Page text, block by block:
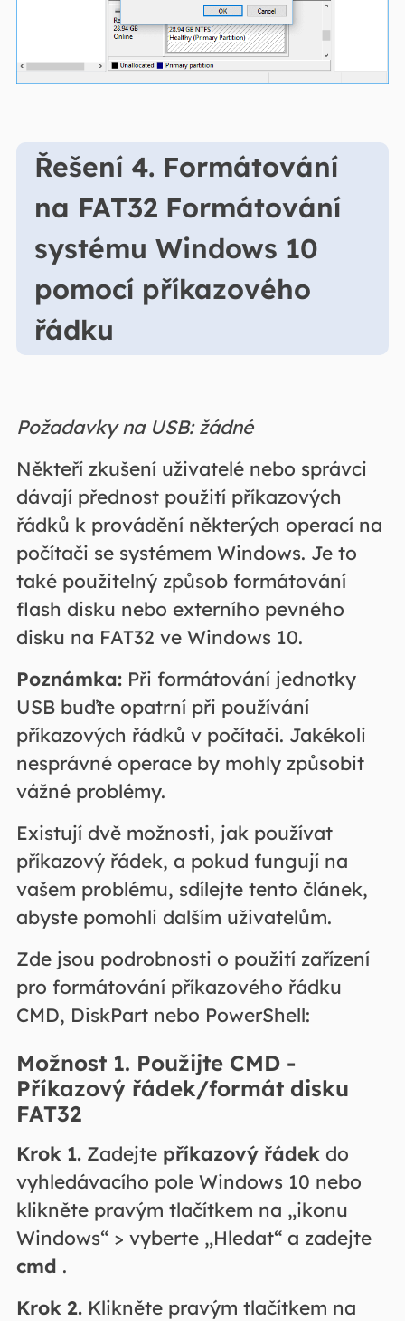
Řešení 4. Formátování
na FAT32 Formátování
systému Windows 10
pomocí příkazového
řádku
Požadavky na USB: žádné
Někteří zkušení uživatelé nebo správci
dávají přednost použití příkazových
řádků k provádění některých operací na
počítači se systémem Windows. Je to
také použitelný způsob formátování
flash disku nebo externího pevného
disku na FAT32 ve Windows 10.
Poznámka:Při formátování jednotky
USB buďte opatrní při používání
příkazových řádků v počítači. Jakékoli
nesprávné operace by mohly způsobit
vážné problémy.
Existují dvě možnosti, jak používat
příkazový řádek, a pokud fungují na
vašem problému, sdílejte tento článek,
abyste pomohli dalším uživatelům.
Zde jsou podrobnosti o použití zařízení
pro formátování příkazového řádku
CMD, DiskPart nebo PowerShell:
Možnost 1. Použijte CMD -
Příkazový řádek/formát disku
FAT32
Krok 1.Zadejte příkazový řádek do
vyhledávacího pole Windows 10 nebo
klikněte pravým tlačítkem na „ikonu
Windows“ > vyberte „Hledat“ a zadejte
cmd .
Krok 2.Klikněte pravým tlačítkem na